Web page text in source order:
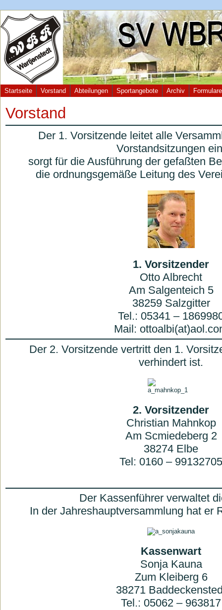
Startseite Vorstand Abteilungen Sportangebote Archiv Formulare
Vorstand
Der 1. Vorsitzende leitet alle
Vorstandsitzungen
sorgt für die Ausführung der gefaßten
die ordnungsgemäße Leitung des
1. Vorsitzender
Otto Albrecht
Am Salgenteich 5
38259 Salzgitter
Tel.: 05341 –
Mail:
Der 2. Vorsitzende vertritt den 1.
verhindert ist.
2. Vorsitzender
Christian Mahnkop
Am Scmiedeberg 2
38274 Elbe
Tel: 0160 – 99132705
Der Kassenführer verwaltet
In der Jahreshauptversammlung hat er
Kassenwart
Sonja Kauna
Zum Kleiberg 6
38271
Tel.: 05062 – 963817